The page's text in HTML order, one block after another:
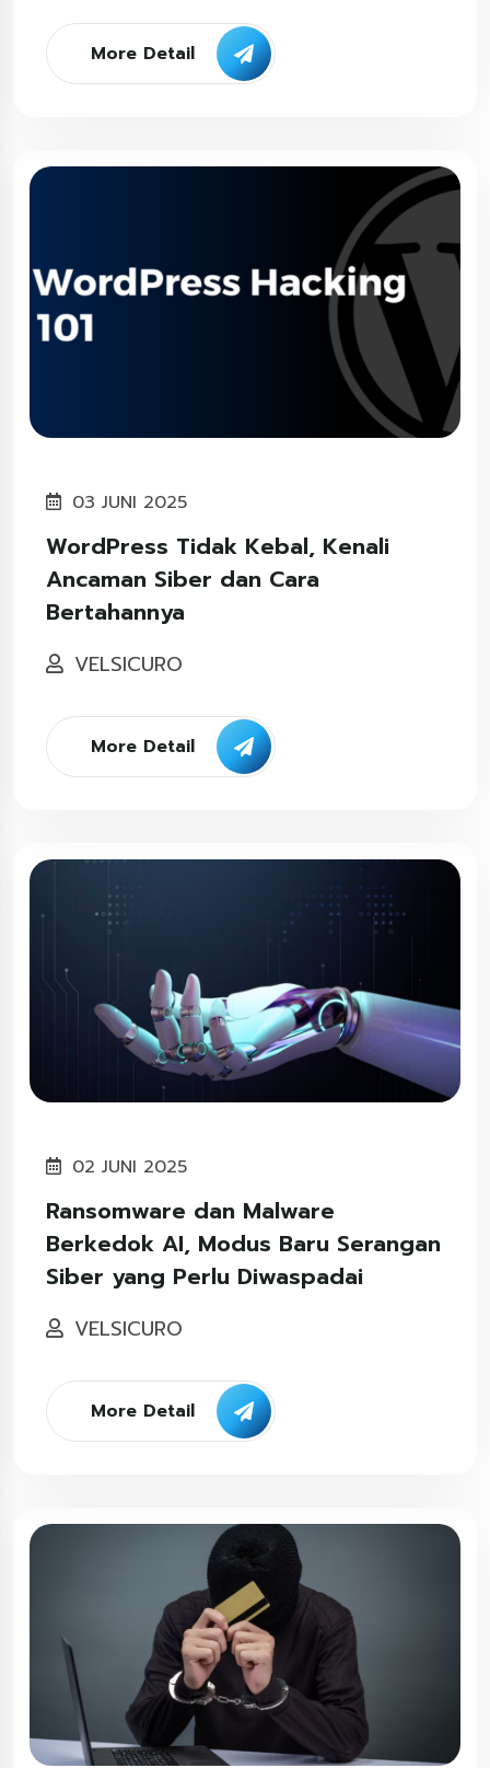
More Detail
03 JUNI 2025
WordPress Tidak Kebal, Kenali
Ancaman Siber dan Cara
Bertahannya
VELSICURO
More Detail
02 JUNI 2025
Ransomware dan Malware
Berkedok AI, Modus Baru Serangan
Siber yang Perlu Diwaspadai
VELSICURO
More Detail